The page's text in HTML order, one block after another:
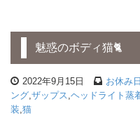
魅惑のボディ猫🐈
2022年9月15日 お休み
ング ザップス ヘッドライト蒸
装 猫